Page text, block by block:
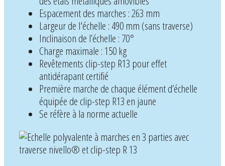
Espacement des marches : 263 mm
Largeur de l'échelle : 490 mm (sans traverse)
Inclinaison de l’échelle : 70°
Charge maximale : 150 kg
Revêtements clip-step R13 pour effet
antidérapant certifié
Première marche de chaque élément d’échelle
équipée de clip-step R13 en jaune
Se réfère à la norme actuelle